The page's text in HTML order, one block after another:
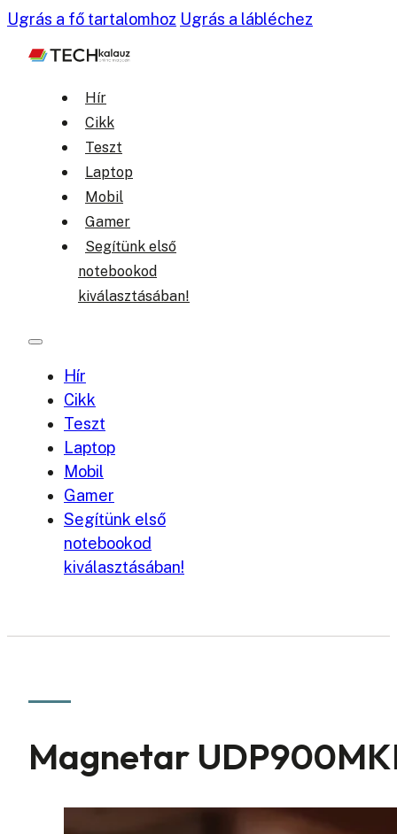
Ugrás a fő tartalomhoz Ugrás a lábléchez
Hír
Cikk
Teszt
Laptop
Mobil
Gamer
Segítünk első
notebookod
kiválasztásában!
Hír
Cikk
Teszt
Laptop
Mobil
Gamer
Segítünk első
notebookod
kiválasztásában!
Magnetar